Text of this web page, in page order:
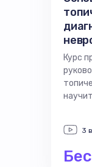
Курс
3